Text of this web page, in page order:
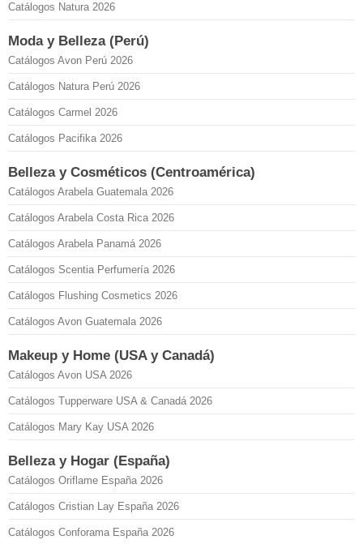
Catálogos Natura 2026
Moda y Belleza (Perú)
Catálogos Avon Perú 2026
Catálogos Natura Perú 2026
Catálogos Carmel 2026
Catálogos Pacifika 2026
Belleza y Cosméticos (Centroamérica)
Catálogos Arabela Guatemala 2026
Catálogos Arabela Costa Rica 2026
Catálogos Arabela Panamá 2026
Catálogos Scentia Perfumería 2026
Catálogos Flushing Cosmetics 2026
Catálogos Avon Guatemala 2026
Makeup y Home (USA y Canadá)
Catálogos Avon USA 2026
Catálogos Tupperware USA & Canadá 2026
Catálogos Mary Kay USA 2026
Belleza y Hogar (España)
Catálogos Oriflame España 2026
Catálogos Cristian Lay España 2026
Catálogos Conforama España 2026